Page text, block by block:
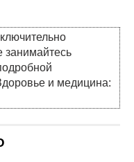
и медицина: